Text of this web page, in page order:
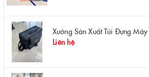
Liên hệ